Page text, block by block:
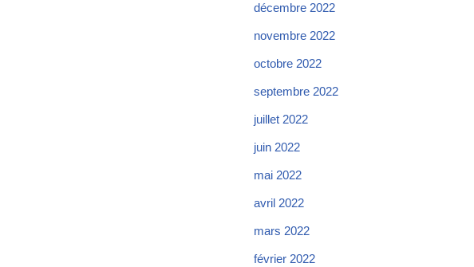
décembre 2022
novembre 2022
octobre 2022
septembre 2022
juillet 2022
juin 2022
mai 2022
avril 2022
mars 2022
février 2022